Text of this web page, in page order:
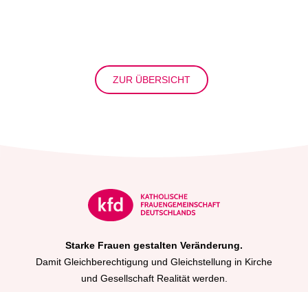
ZUR ÜBERSICHT
Starke Frauen gestalten Veränderung.
Damit Gleichberechtigung und Gleichstellung in Kirche
und Gesellschaft Realität werden.